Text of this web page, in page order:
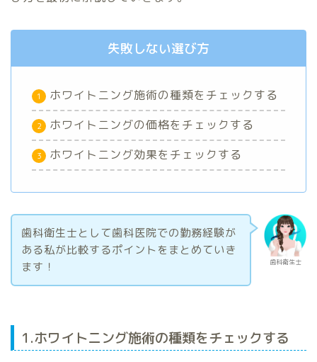
失敗しない選び方
ホワイトニング施術の種類をチェックする
ホワイトニングの価格をチェックする
ホワイトニング効果をチェックする
歯科衛生士
歯科衛生士として歯科医院での勤務経験が
ある私が比較するポイントをまとめていき
ます！
1.ホワイトニング施術の種類をチェックする